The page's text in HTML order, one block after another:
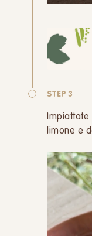
STEP 3
limone e